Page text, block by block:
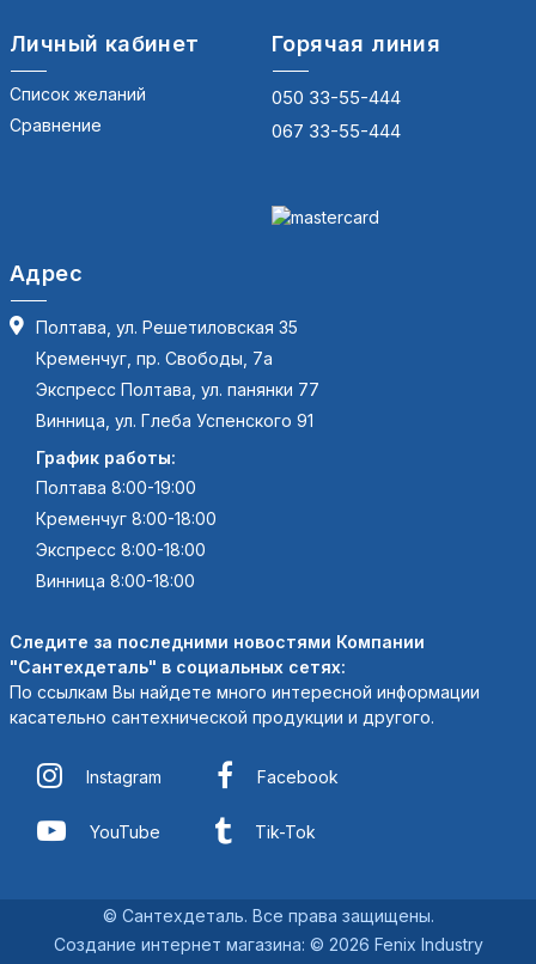
Личный кабинет
Список желаний
Сравнение
Горячая линия
050 33-55-444
067 33-55-444
Адрес
Полтава, ул. Решетиловская 35
Кременчуг, пр. Свободы, 7а
Экспресс Полтава, ул. панянки 77
Винница, ул. Глеба Успенского 91
График работы:
Полтава 8:00-19:00
Кременчуг 8:00-18:00
Экспресс 8:00-18:00
Винница 8:00-18:00
Следите за последними новостями Компании
"Сантехдеталь" в социальных сетях:
По ссылкам Вы найдете много интересной информации
касательно сантехнической продукции и другого.
Instagram Facebook
YouTube Tik-Tok
© Сантехдеталь. Все права защищены.
Создание интернет магазина: © 2026 Fenix Industry